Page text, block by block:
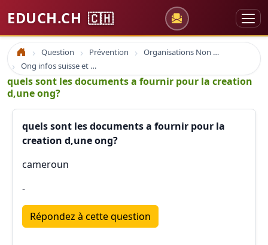
EDUCH.CH 🇨🇭
Accueil Question Prévention
Organisations Non Gouvernementales
Ong infos suisse et à l'étranger
quels sont les documents a fournir pour la creation
d,une ong?
quels sont les documents a fournir pour la
creation d,une ong?
cameroun
-
Répondez à cette question